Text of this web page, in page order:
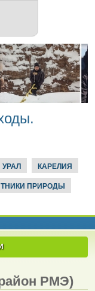
УРАЛ КАРЕЛИЯ
ПРИРОДЫ
РМЭ)